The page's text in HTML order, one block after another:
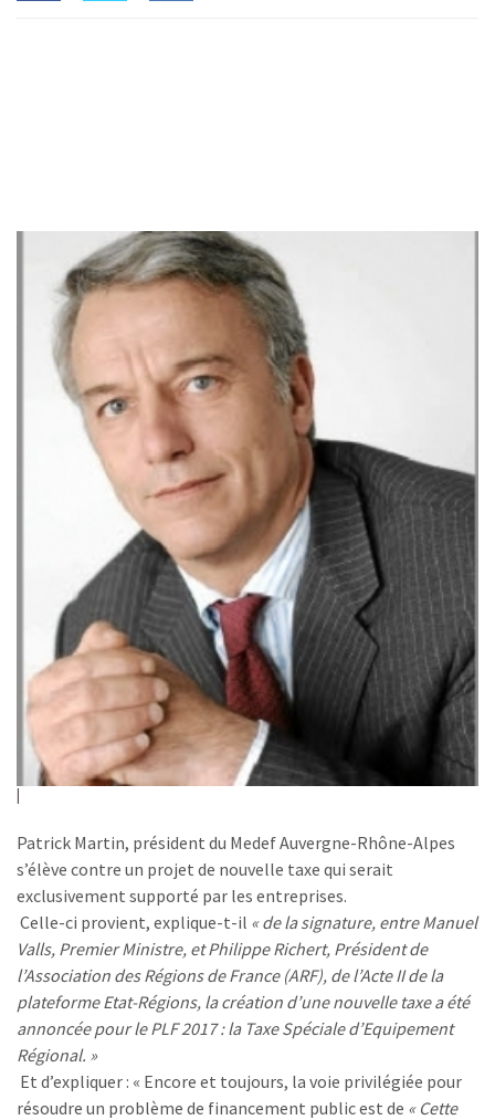
Patrick Martin, président du Medef Auvergne-Rhône-Alpes
s’élève contre un projet de nouvelle taxe qui serait
exclusivement supporté par les entreprises.
Celle-ci provient, explique-t-il « de la signature, entre Manuel
Valls, Premier Ministre, et Philippe Richert, Président de
l’Association des Régions de France (ARF), de l’Acte II de la
plateforme Etat-Régions, la création d’une nouvelle taxe a été
annoncée pour le PLF 2017 : la Taxe Spéciale d’Equipement
Régional. »
Et d’expliquer : « Encore et toujours, la voie privilégiée pour
résoudre un problème de financement public est de « Cette